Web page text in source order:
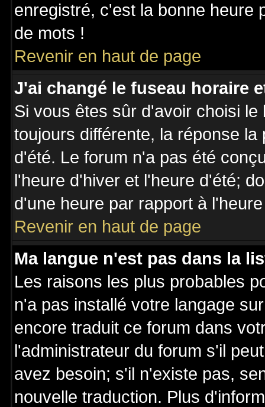
enregistré, c'est la bonne heure
de mots !
Revenir en haut de page
J'ai changé le fuseau horaire
Si vous êtes sûr d'avoir choisi
toujours différente, la réponse
d'été. Le forum n'a pas été
l'heure d'hiver et l'heure d'été;
d'une heure par rapport à
Revenir en haut de page
Ma langue n'est pas dans la
Les raisons les plus probables
n'a pas installé votre langage
encore traduit ce forum dans
l'administrateur du forum s'il
avez besoin; s'il n'existe pas,
nouvelle traduction. Plus